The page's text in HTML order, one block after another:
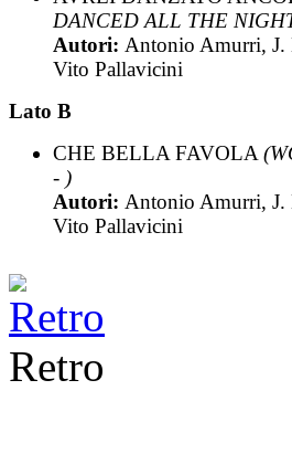
DANCED ALL THE
Autori: Antonio Amurri, J.
Vito Pallavicini
Lato B
CHE BELLA FAVOLA
- )
Autori: Antonio Amurri, J.
Vito Pallavicini
Retro